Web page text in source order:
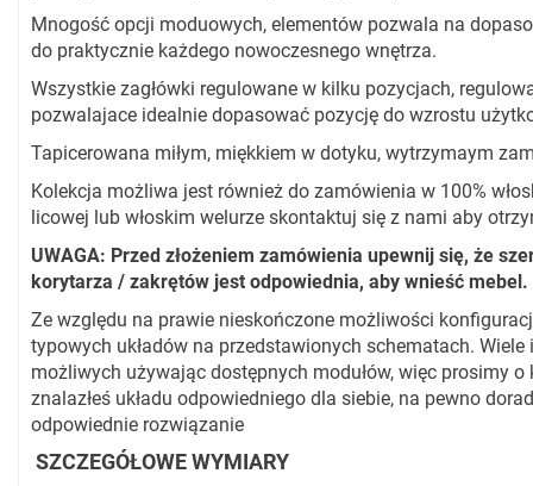
Mnogość opcji moduowych, elementów pozwala na
do praktycznie każdego nowoczesnego wnętrza.
Wszystkie zagłówki regulowane w kilku pozycjach,
pozwalajace idealnie dopasować pozycję do wzrostu
Tapicerowana miłym, miękkiem w dotyku, wytrzymaym
Kolekcja możliwa jest również do zamówienia w 100%
licowej lub włoskim welurze skontaktuj się z nami aby
UWAGA: Przed złożeniem zamówienia upewnij się, że
korytarza / zakrętów jest odpowiednia, aby wnieść mebel.
Ze względu na prawie nieskończone możliwości
typowych układów na przedstawionych schematach.
możliwych używając dostępnych modułów, więc prosimy o
znalazłeś układu odpowiedniego dla siebie, na pewno
odpowiednie rozwiązanie
SZCZEGÓŁOWE WYMIARY